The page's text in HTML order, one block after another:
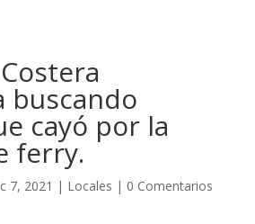
buscando
cayó por la
ferry.
7, 2021 | Locales | 0 Comentarios